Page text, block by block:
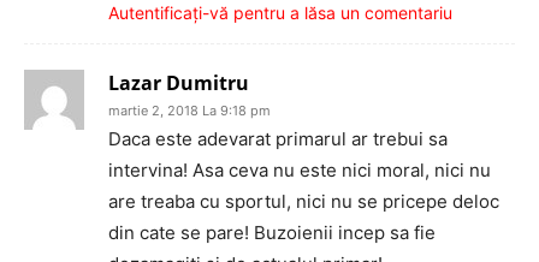
Autentificați-vă pentru a lăsa un comentariu
Lazar Dumitru
martie 2, 2018 La 9:18 pm
Daca este adevarat primarul ar trebui sa
intervina! Asa ceva nu este nici moral, nici nu
are treaba cu sportul, nici nu se pricepe deloc
din cate se pare! Buzoienii incep sa fie